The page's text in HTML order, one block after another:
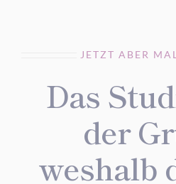
JETZT ABER
Das
der
weshalb
DIES IST